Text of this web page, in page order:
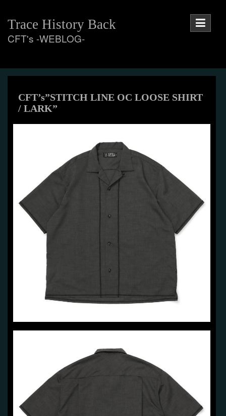
content
Trace History Back
CFT's -WEBLOG-
CFT’s”STITCH LINE OC LOOSE SHIRT
/ LARK”